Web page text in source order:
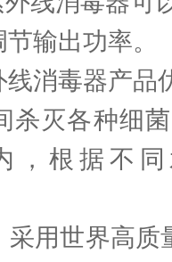
输出功率。
消毒器产品
灭各种细菌
，根据不
世界高质